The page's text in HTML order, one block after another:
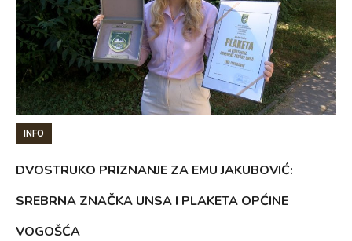
INFO
DVOSTRUKO PRIZNANJE ZA EMU JAKUBOVIĆ:
SREBRNA ZNAČKA UNSA I PLAKETA OPĆINE
VOGOŠĆA